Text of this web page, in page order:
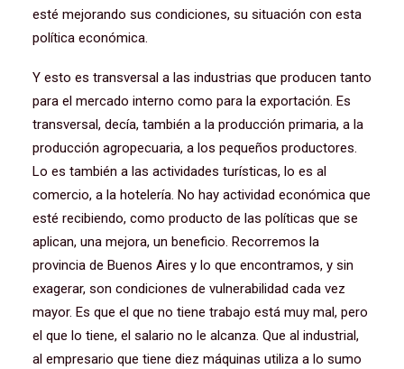
esté mejorando sus condiciones, su situación con esta
política económica.
Y esto es transversal a las industrias que producen tanto
para el mercado interno como para la exportación. Es
transversal, decía, también a la producción primaria, a la
producción agropecuaria, a los pequeños productores.
Lo es también a las actividades turísticas, lo es al
comercio, a la hotelería. No hay actividad económica que
esté recibiendo, como producto de las políticas que se
aplican, una mejora, un beneficio. Recorremos la
provincia de Buenos Aires y lo que encontramos, y sin
exagerar, son condiciones de vulnerabilidad cada vez
mayor. Es que el que no tiene trabajo está muy mal, pero
el que lo tiene, el salario no le alcanza. Que al industrial,
al empresario que tiene diez máquinas utiliza a lo sumo